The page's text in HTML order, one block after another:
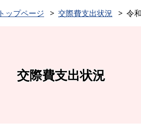
トップページ 交際費支出状況 令
交際費支出状況